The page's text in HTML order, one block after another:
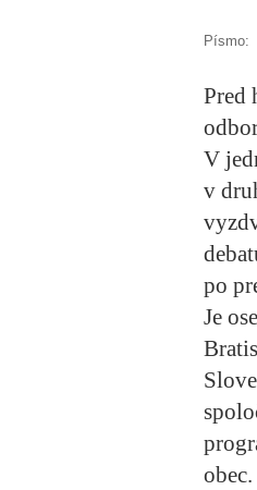
Písmo:
Pred
V
v
po
Je
obec.